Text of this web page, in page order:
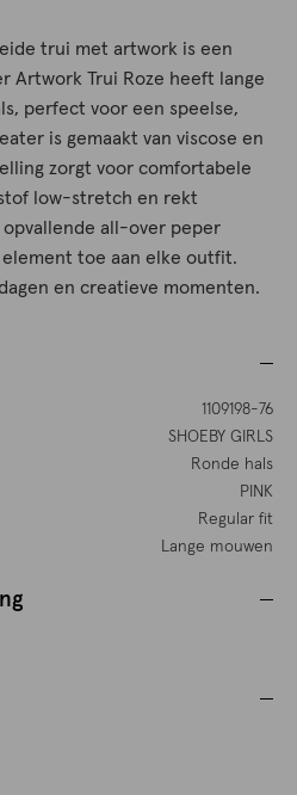
trui met artwork is een
Artwork Trui Roze heeft lange
perfect voor een speelse,
is gemaakt van viscose en
zorgt voor comfortabele
low-stretch en rekt
all-over peper
toe aan elke outfit.
en creatieve momenten.
1109198-76
SHOEBY GIRLS
Ronde hals
PINK
Regular fit
Lange mouwen